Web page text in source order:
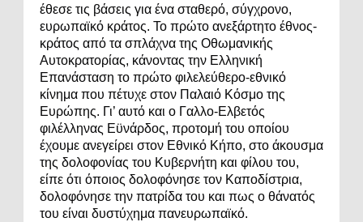
έθεσε τις βάσεις για ένα σταθερό, σύγχρονο,
ευρωπαϊκό κράτος. Το πρώτο ανεξάρτητο έθνος-
κράτος από τα σπλάχνα της Οθωμανικής
Αυτοκρατορίας, κάνοντας την Ελληνική
Επανάσταση το πρώτο φιλελεύθερο-εθνικό
κίνημα που πέτυχε στον Παλαιό Κόσμο της
Ευρώπης. Γι’ αυτό και ο Γαλλο-Ελβετός
φιλέλληνας Εϋνάρδος, προτομή του οποίου
έχουμε ανεγείρει στον Εθνικό Κήπο, στο άκουσμα
της δολοφονίας του Κυβερνήτη και φίλου του,
είπε ότι όποιος δολοφόνησε τον Καποδίστρια,
δολοφόνησε την πατρίδα του και πως ο θάνατός
του είναι δυστύχημα πανευρωπαϊκό.